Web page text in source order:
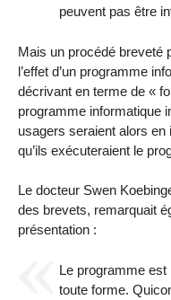
peuvent pas être
Mais un procédé breveté
l’effet d’un programme
décrivant en terme de «
programme informatique
usagers seraient alors
qu’ils exécuteraient le
Le docteur Swen
des brevets, remarquait
présentation :
Le programme est
toute forme.